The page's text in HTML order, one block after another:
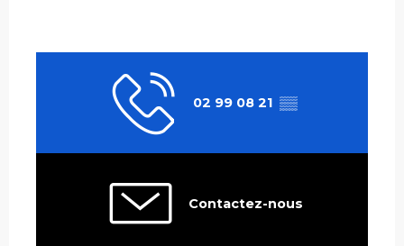
02 99 08 21 ▒▒
Contactez-nous